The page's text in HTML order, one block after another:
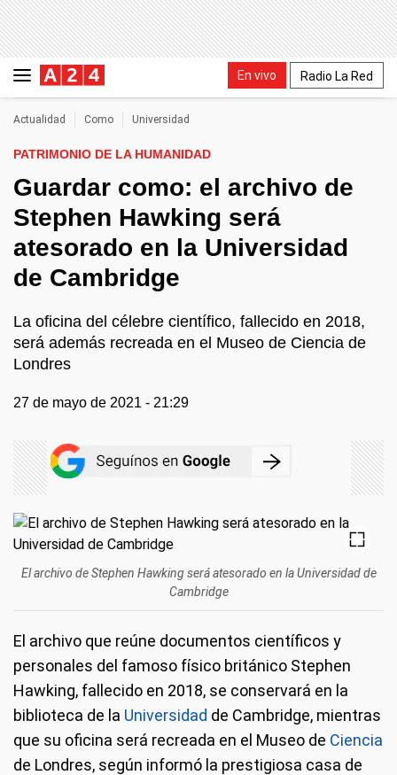
En vivo Radio La Red
Actualidad Como Universidad
PATRIMONIO DE LA HUMANIDAD
Guardar como: el archivo de
Stephen Hawking será
atesorado en la Universidad
de Cambridge
La oficina del célebre científico, fallecido en 2018,
será además recreada en el Museo de Ciencia de
Londres
27 de mayo de 2021 - 21:29
El archivo de Stephen Hawking será atesorado en la Universidad de
Cambridge
El archivo que reúne documentos científicos y
personales del famoso físico británico Stephen
Hawking, fallecido en 2018, se conservará en la
biblioteca de la Universidad de Cambridge, mientras
que su oficina será recreada en el Museo de Ciencia
de Londres, según informó la prestigiosa casa de